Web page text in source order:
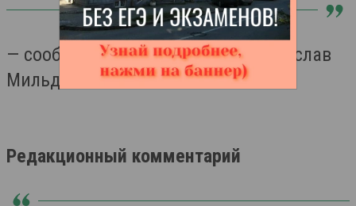
— сообщил мэр Владикавказа Вячеслав
Мильдзихов.
Редакционный комментарий